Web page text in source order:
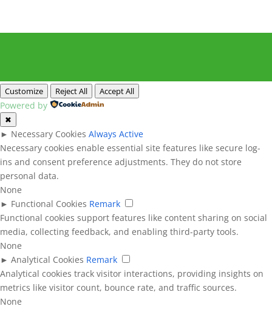
Customize Reject All Accept All
Powered by
✖
► Necessary Cookies Always Active
Necessary cookies enable essential site features like secure log-
ins and consent preference adjustments. They do not store
personal data.
None
► Functional Cookies Remark
Functional cookies support features like content sharing on social
media, collecting feedback, and enabling third-party tools.
None
► Analytical Cookies Remark
Analytical cookies track visitor interactions, providing insights on
metrics like visitor count, bounce rate, and traffic sources.
None